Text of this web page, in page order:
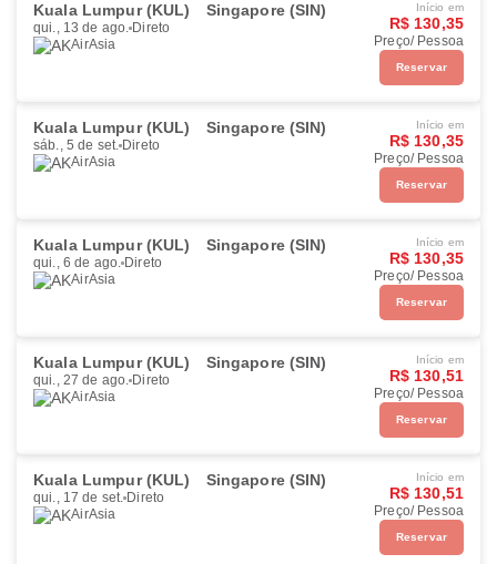
Kuala Lumpur (KUL) Singapore (SIN)
qui., 13 de ago. Direto
AirAsia
Início em
R$ 130,35
Preço/ Pessoa
Reservar
Kuala Lumpur (KUL) Singapore (SIN)
sáb., 5 de set. Direto
AirAsia
Início em
R$ 130,35
Preço/ Pessoa
Reservar
Kuala Lumpur (KUL) Singapore (SIN)
qui., 6 de ago. Direto
AirAsia
Início em
R$ 130,35
Preço/ Pessoa
Reservar
Kuala Lumpur (KUL) Singapore (SIN)
qui., 27 de ago. Direto
AirAsia
Início em
R$ 130,51
Preço/ Pessoa
Reservar
Kuala Lumpur (KUL) Singapore (SIN)
qui., 17 de set. Direto
AirAsia
Início em
R$ 130,51
Preço/ Pessoa
Reservar